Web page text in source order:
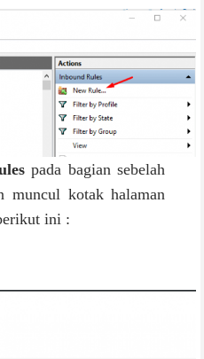
pada bagian sebelah
muncul kotak halaman
ini :